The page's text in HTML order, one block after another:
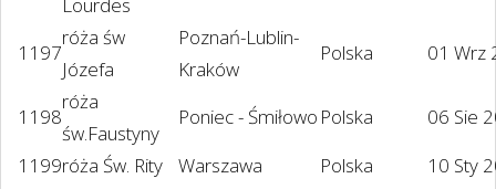
1197
róża św
Józefa
Poznań-Lublin-
Kraków
Polska 01 Wrz
1198
róża
św.Faustyny
Poniec - Śmiłowo Polska
06 Sie
1199róża Św. Rity Warszawa Polska
10 Sty